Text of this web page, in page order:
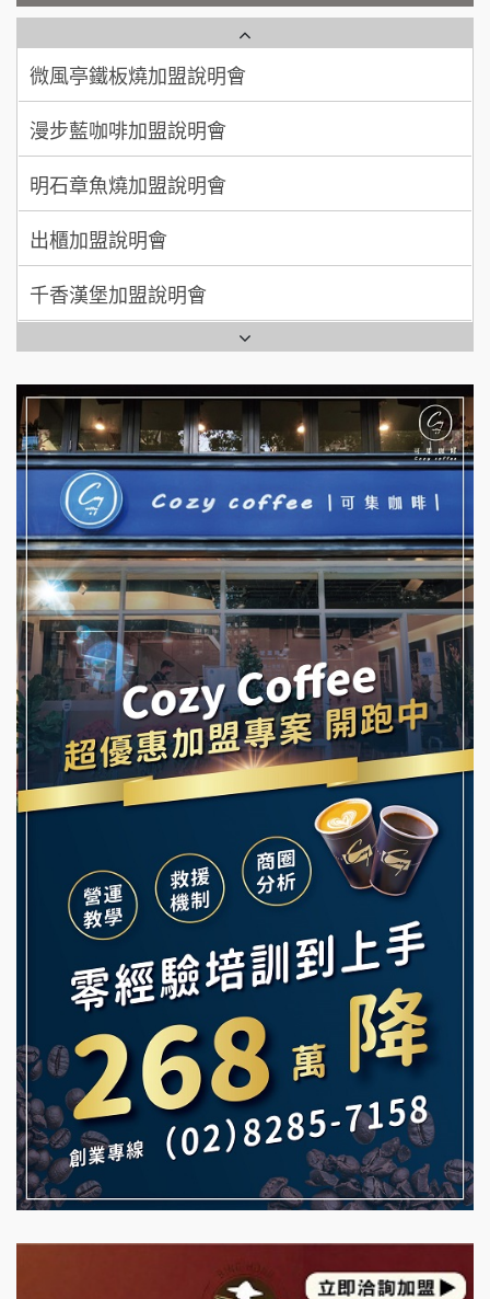
廖 先生/小姐 高雄市
加盟預算
【曉妍美妝】誠徵行政櫃檯
自助洗衣店誠徵代洗收送人員(台中市)
MUSHEN徵SPA美容芳療師
日十。早午食加盟說明會
拾鑶火鍋加盟說明會
全家加盟說明會
台灣G湯加盟說明會
彭富貴加盟說明會
NU PASTA義大利麵加盟說明會
潮鍋癮加盟說明會
蓁伙烤倆吃加盟說明會
霏等茶加盟說明會
早安山丘加盟說明會
冰封仙果加盟說明會
Ramble Café 漫步藍咖啡加盟說明會
微風亭鐵板燒加盟說明會
鮮茶道加盟說明會
【曉妍美妝】誠徵行政櫃檯
自助洗衣店誠徵代洗收送人員(台中市)
MUSHEN徵SPA美容芳療師
日十。早午食加盟說明會
拾鑶火鍋加盟說明會
微風亭鐵板燒加盟說明會
漫步藍咖啡加盟說明會
明石章魚燒加盟說明會
出櫃加盟說明會
千香漢堡加盟說明會
七盞茶加盟說明會
拉亞漢堡加盟說明會
杜芳子古味茶鋪加盟說明會
優握握×酸奶大獅加盟說明會
冬城門加盟說明會
拾鑶火鍋加盟說明會
阿性情趣無人販售所加盟明會
龍涎居好湯加盟說明會
舒油頭加盟說明會
韓金量加盟說明會
Mr.Wish加盟說明會
白鬍泡泡 BOHO POPO加盟說明會
雞咕雞咕加盟說明會
TEA TOP加盟說明會
珍好味臭臭鍋加盟說明會
藍象廷泰式火鍋加盟說明會